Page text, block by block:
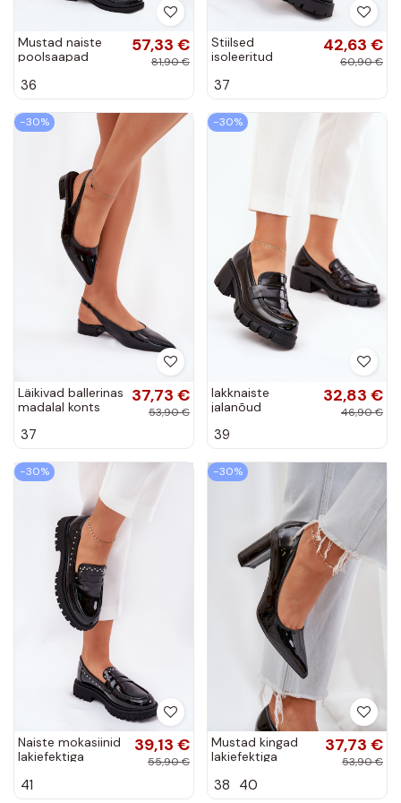
Mustad naiste
poolsaapad
kaunistatud
Vinceza 16477
57,33 €
81,90 €
36
Stiilsed
isoleeritud
läikiva efekti ja
kontsaga mustas
Vivessa
42,63 €
60,90 €
37
−30%
Läikivad ballerinas
madalal konts
Testori
37,73 €
53,90 €
37
−30%
lakknaiste
jalanõud
kontsadel
32,83 €
46,90 €
39
−30%
Naiste mokasiinid
lakiefektiga
39,13 €
55,90 €
41
−30%
Mustad kingad
lakiefektiga
37,73 €
53,90 €
38 40